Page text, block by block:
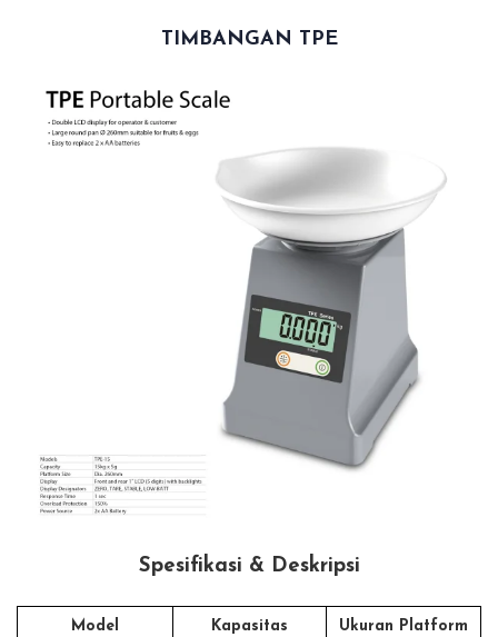
TIMBANGAN TPE
Spesifikasi & Deskripsi
Model Kapasitas
Ukuran Platform